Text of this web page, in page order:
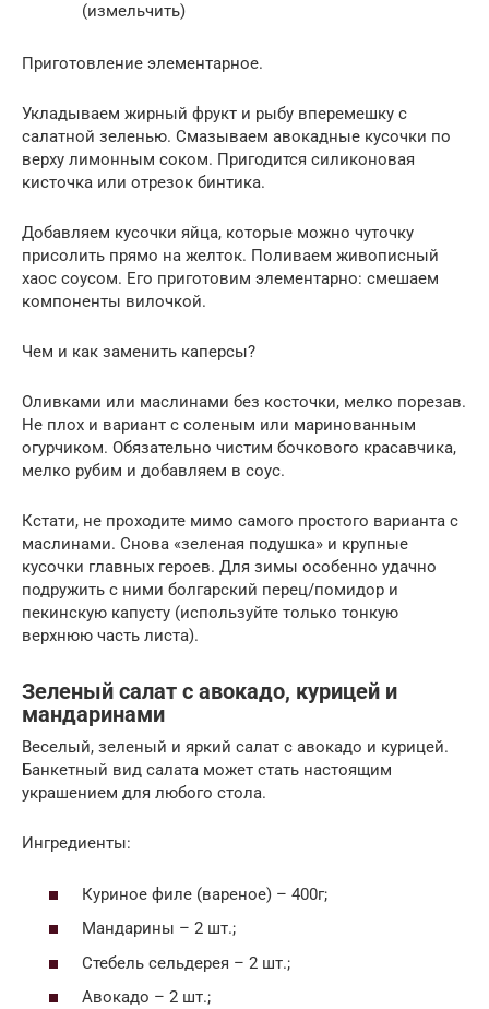
(измельчить)
Приготовление элементарное.
Укладываем жирный фрукт и рыбу вперемешку с
салатной зеленью. Смазываем авокадные кусочки по
верху лимонным соком. Пригодится силиконовая
кисточка или отрезок бинтика.
Добавляем кусочки яйца, которые можно чуточку
присолить прямо на желток. Поливаем живописный
хаос соусом. Его приготовим элементарно: смешаем
компоненты вилочкой.
Чем и как заменить каперсы?
Оливками или маслинами без косточки, мелко порезав.
Не плох и вариант с соленым или маринованным
огурчиком. Обязательно чистим бочкового красавчика,
мелко рубим и добавляем в соус.
Кстати, не проходите мимо самого простого варианта с
маслинами. Снова «зеленая подушка» и крупные
кусочки главных героев. Для зимы особенно удачно
подружить с ними болгарский перец/помидор и
пекинскую капусту (используйте только тонкую
верхнюю часть листа).
Зеленый салат с авокадо, курицей и
мандаринами
Веселый, зеленый и яркий салат с авокадо и курицей.
Банкетный вид салата может стать настоящим
украшением для любого стола.
Ингредиенты:
Куриное филе (вареное) – 400г;
Мандарины – 2 шт.;
Стебель сельдерея – 2 шт.;
Авокадо – 2 шт.;